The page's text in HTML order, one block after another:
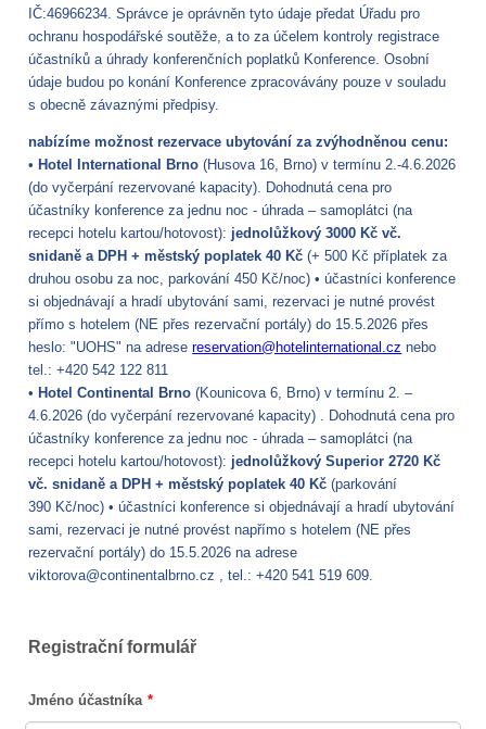
IČ:46966234. Správce je oprávněn tyto údaje předat Úřadu pro
ochranu hospodářské soutěže, a to za účelem kontroly registrace
účastníků a úhrady konferenčních poplatků Konference. Osobní
údaje budou po konání Konference zpracovávány pouze v souladu
s obecně závaznými předpisy.
nabízíme možnost rezervace ubytování za zvýhodněnou cenu:
• Hotel International Brno (Husova 16, Brno) v termínu 2.-4.6.2026
(do vyčerpání rezervované kapacity). Dohodnutá cena pro
účastníky konference za jednu noc - úhrada – samoplátci (na
recepci hotelu kartou/hotovost): jednolůžkový 3000 Kč vč.
snidaně a DPH + městský poplatek 40 Kč (+ 500 Kč příplatek za
druhou osobu za noc, parkování 450 Kč/noc) • účastníci konference
si objednávají a hradí ubytování sami, rezervaci je nutné provést
přímo s hotelem (NE přes rezervační portály) do 15.5.2026 přes
heslo: "UOHS" na adresereservation@hotelinternational.cz nebo
tel.: +420 542 122 811
• Hotel Continental Brno (Kounicova 6, Brno) v termínu 2. –
4.6.2026 (do vyčerpání rezervované kapacity) . Dohodnutá cena pro
účastníky konference za jednu noc - úhrada – samoplátci (na
recepci hotelu kartou/hotovost): jednolůžkový Superior 2720 Kč
vč. snidaně a DPH + městský poplatek 40 Kč (parkování
390 Kč/noc) • účastníci konference si objednávají a hradí ubytování
sami, rezervaci je nutné provést napřímo s hotelem (NE přes
rezervační portály) do 15.5.2026 na adrese
viktorova@continentalbrno.cz , tel.: +420 541 519 609.
Registrační formulář
Jméno účastníka *